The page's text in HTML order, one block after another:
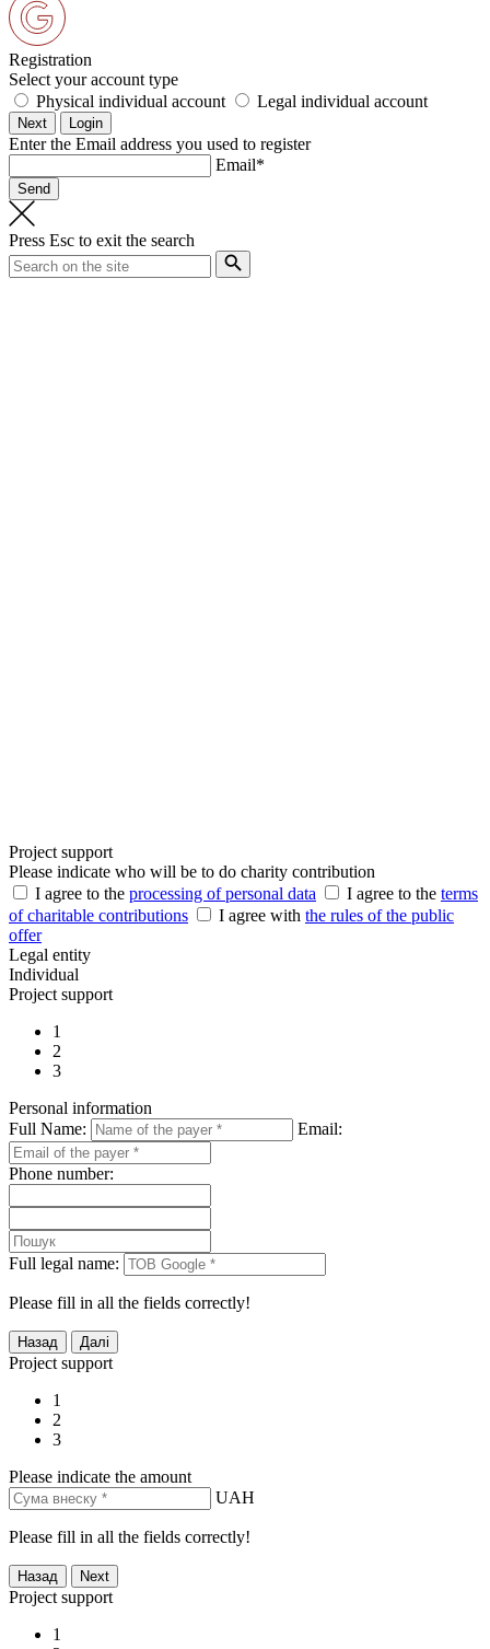
Registration
Select your account type
Physical individual account
Legal individual account
Enter the Email address you used to register
Email*
Press Esc to exit the search
Project support
Please indicate who will be to do charity contribution
I agree to the processing of personal data I agree to the terms
of charitable contributions
I agree with the rules of the public
offer
Legal entity
Individual
Project support
1
2
3
Personal information
Full Name:
Email:
Phone number:
Full legal name:
Please fill in all the fields correctly!
Project support
1
2
3
Please indicate the amount
UAH
Please fill in all the fields correctly!
Project support
1